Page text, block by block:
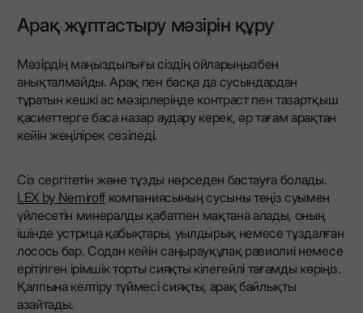
Арақ жұптастыру мәзірін құру
Мәзірдің маңыздылығы сіздің ойларыңызбен
анықталмайды. Арақ пен басқа да сусындардан
тұратын кешкі ас мәзірлерінде контраст пен тазартқыш
қасиеттерге баса назар аудару керек, әр тағам арақтан
кейін жеңілірек сезіледі.
Сіз сергітетін және тұзды нәрседен бастауға болады.
LEX by Nemiroff компаниясының сусыны теңіз суымен
үйлесетін минералды қабатпен мақтана алады, оның
ішінде устрица қабықтары, уылдырық немесе тұздалған
лосось бар. Содан кейін саңырауқұлақ равиолиі немесе
ерітілген ірімшік торты сияқты кілегейлі тағамды көріңіз.
Қалпына келтіру түймесі сияқты, арақ байлықты
азайтады.